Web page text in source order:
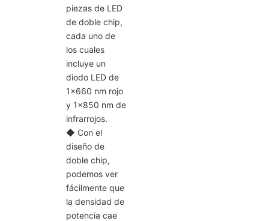
piezas de LED
de doble chip,
cada uno de
los cuales
incluye un
diodo LED de
1x660 nm rojo
y 1x850 nm de
infrarrojos.
◆ Con el
diseño de
doble chip,
podemos ver
fácilmente que
la densidad de
potencia cae